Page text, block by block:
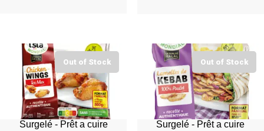
Out of Stock
Surgelé - Prêt a cuire
Out of Stock
Surgelé - Prêt a cuire